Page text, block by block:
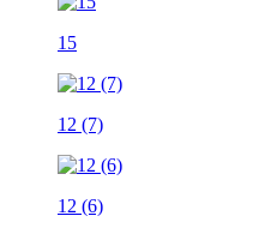
15
12 (7)
12 (6)